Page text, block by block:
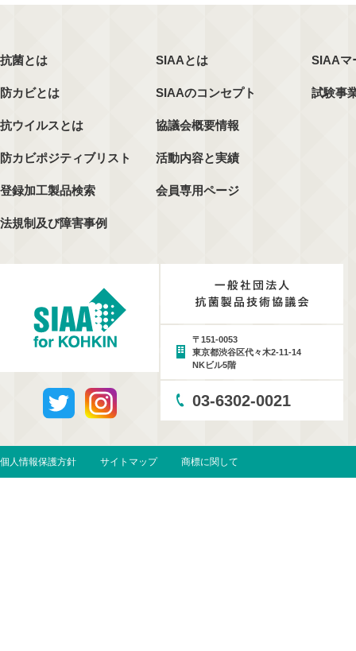
抗菌とは
防カビとは
抗ウイルスとは
防カビポジティブリスト
登録加工製品検索
法規制及び障害事例
SIAAとは
SIAAのコンセプト
協議会概要情報
活動内容と実績
会員専用ページ
SIAAマ
試験事
〒151-0053
東京都渋谷区代々木2-11-14
NKビル5階
03-6302-0021
個人情報保護方針 サイトマップ 商標に関して